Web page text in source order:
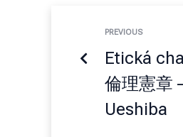
PREVIOUS
Etická
倫理憲章
Ueshiba